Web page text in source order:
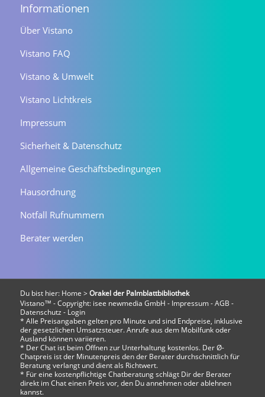
Informationen
Über Vistano
Vistano FAQ
Vistano & Umwelt
Vistano Lichtkreis
Impressum
Sicherheit & Datenschutz
Allgemeine Geschäftsbedingungen
Hausordnung
Notfall Rufnummern
Berater werden
Du bist hier: Home > Orakel der Palmblattbibliothek
Vistano™ - Copyright: isee newmedia GmbH - Impressum-AGB -
Datenschutz - Login
* Alle Preisangaben gelten pro Minute und sind Endpreise, inklusive
der gesetzlichen Umsatzsteuer. Anrufe aus dem Mobilfunk oder
Ausland können variieren.
* Der Chat ist beim Öffnen zur Unterhaltung kostenlos. Der Ø-
Chatpreis ist der Minutenpreis den der Berater durchschnittlich für
Beratung verlangt und dient als Richtwert.
* Für eine kostenpflichtige Chatberatung schlägt Dir der Berater
direkt im Chat einen Preis vor, den Du annehmen oder ablehnen
kannst.